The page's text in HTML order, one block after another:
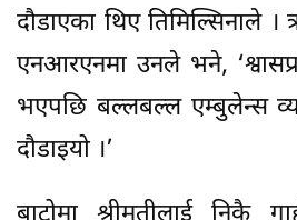
दौडाएका थिए तिमिल्सिनाले
एनआरएनमा उनले भने,
भएपछि बल्लबल्ल एम्बुलेन्स
दौडाइयो ।’